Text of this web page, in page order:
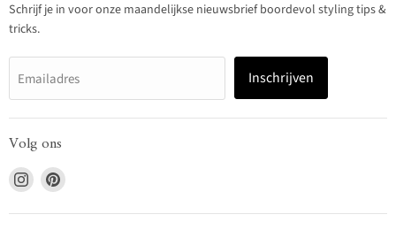
Schrijf je in voor onze maandelijkse nieuwsbrief boordevol styling tips &
tricks.
Emailadres Inschrijven
Volg ons
Vind
ons
op
Vind
op